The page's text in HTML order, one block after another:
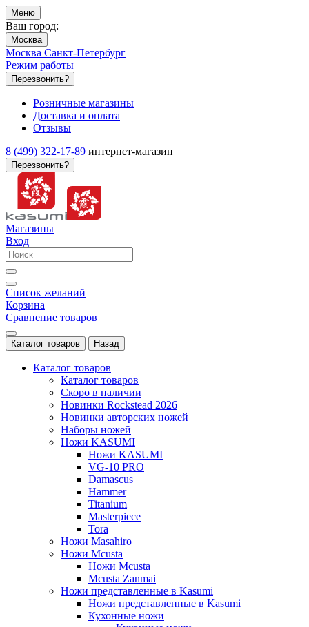
Меню
Ваш город:
Москва
Москва Санкт-Петербург
Режим работы
Перезвонить?
Розничные магазины
Доставка и оплата
Отзывы
8 (499) 322-17-89 интернет-магазин
Перезвонить?
Магазины
Вход
Список желаний
Корзина
Сравнение товаров
Каталог товаров Назад
Каталог товаров
Каталог товаров
Скоро в наличии
Новинки Rockstead 2026
Новинки авторских ножей
Наборы ножей
Ножи KASUMI
Ножи KASUMI
VG-10 PRO
Damascus
Hammer
Titanium
Masterpiece
Tora
Ножи Masahiro
Ножи Mcusta
Ножи Mcusta
Mcusta Zanmai
Ножи представленные в Kasumi
Ножи представленные в Kasumi
Кухонные ножи